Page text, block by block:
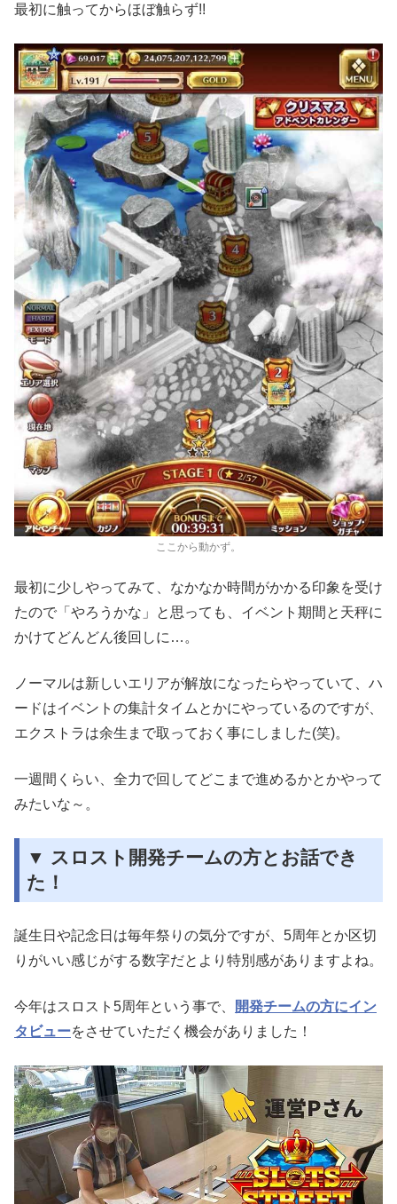
最初に触ってからほぼ触らず!!
ここから動かず。
最初に少しやってみて、なかなか時間がかかる印象を受け
たので「やろうかな」と思っても、イベント期間と天秤に
かけてどんどん後回しに…。
ノーマルは新しいエリアが解放になったらやっていて、ハ
ードはイベントの集計タイムとかにやっているのですが、
エクストラは余生まで取っておく事にしました(笑)。
一週間くらい、全力で回してどこまで進めるかとかやって
みたいな～。
▼ スロスト開発チームの方とお話でき
た！
誕生日や記念日は毎年祭りの気分ですが、5周年とか区切
りがいい感じがする数字だとより特別感がありますよね。
今年はスロスト5周年という事で、
開発チームの方にイン
タビューをさせていただく機会がありました！